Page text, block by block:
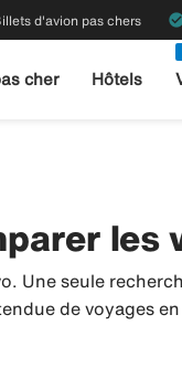
d'avion pas chers
cher Hôtels
les
Une seule
de voyages